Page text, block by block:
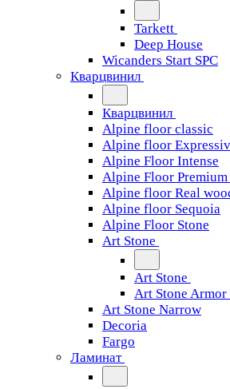
Tarkett
Deep House
Wicanders Start SPC
Кварцвинил
Кварцвинил
Alpine floor classic
Alpine floor
Alpine Floor Intense
Alpine Floor
Alpine floor Real
Alpine floor Sequoia
Alpine Floor Stone
Art Stone
Art Stone
Art Stone Armor
Art Stone Narrow
Decoria
Fargo
Ламинат